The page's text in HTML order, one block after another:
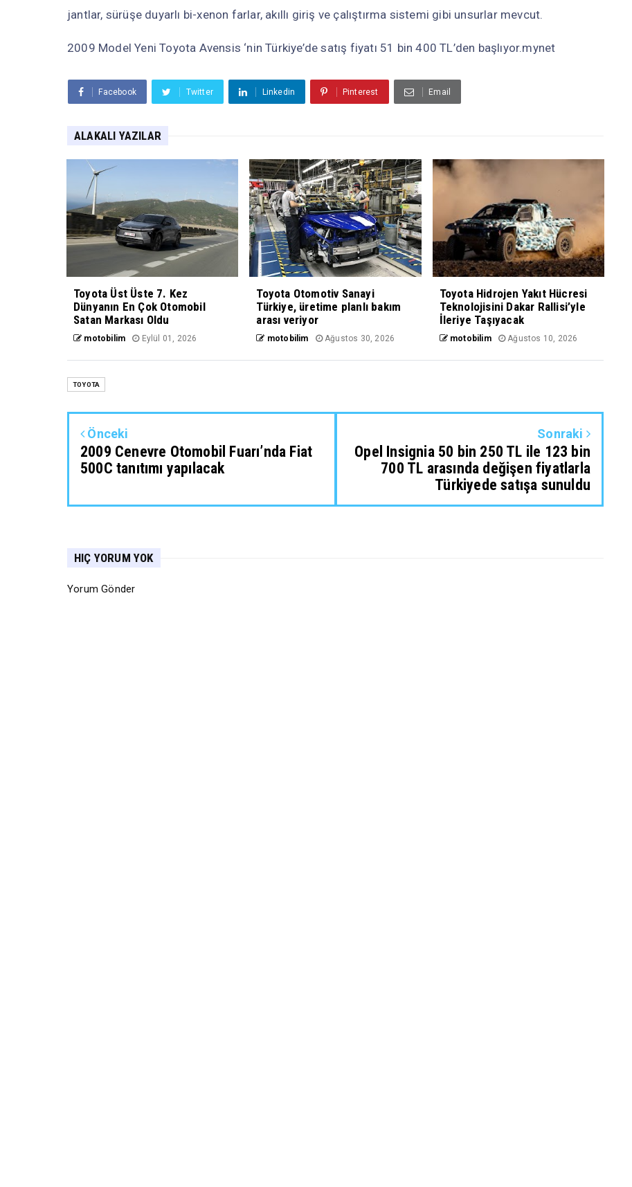
jantlar, sürüşe duyarlı bi-xenon farlar, akıllı giriş ve çalıştırma sistemi gibi unsurlar mevcut.
2009 Model Yeni Toyota Avensis ‘nin Türkiye’de satış fiyatı 51 bin 400 TL’den başlıyor.mynet
Facebook Twitter Linkedin Pinterest Email
ALAKALI YAZILAR
Toyota Üst Üste 7. Kez
Dünyanın En Çok Otomobil
Satan Markası Oldu
motobilim Eylül 01, 2026
Toyota Otomotiv Sanayi
Türkiye, üretime planlı bakım
arası veriyor
motobilim Ağustos 30, 2026
Toyota Hidrojen Yakıt Hücresi
Teknolojisini Dakar Rallisi’yle
İleriye Taşıyacak
motobilim Ağustos 10, 2026
TOYOTA
Önceki
2009 Cenevre Otomobil Fuarı’nda Fiat
500C tanıtımı yapılacak
Sonraki
Opel Insignia 50 bin 250 TL ile 123 bin
700 TL arasında değişen fiyatlarla
Türkiyede satışa sunuldu
HIÇ YORUM YOK
Yorum Gönder